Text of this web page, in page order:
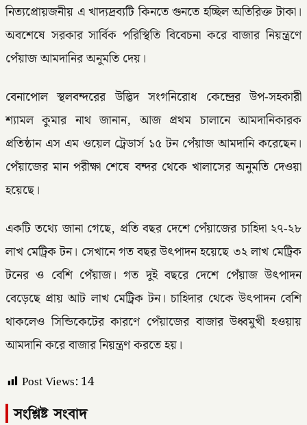
নিত্যপ্রোয়জনীয় এ খাদ্যদ্রব্যটি কিনতে গুনতে হচ্ছিল অতিরিক্ত টাকা।
অবশেষে সরকার সার্বিক পরিস্থিতি বিবেচনা করে বাজার নিয়ন্ত্রণে
পেঁয়াজ আমদানির অনুমতি দেয়।
বেনাপোল স্থলবন্দরের উদ্ভিদ সংগনিরোধ কেন্দ্রের উপ-সহকারী
শ্যামল কুমার নাথ জানান, আজ প্রথম চালানে আমদানিকারক
প্রতিষ্ঠান এস এম ওয়েল ট্রেডার্স ১৫ টন পেঁয়াজ আমদানি করেছেন।
পেঁয়াজের মান পরীক্ষা শেষে বন্দর থেকে খালাসের অনুমতি দেওয়া
হয়েছে।
একটি তথ্যে জানা গেছে, প্রতি বছর দেশে পেঁয়াজের চাহিদা ২৭-২৮
লাখ মেট্রিক টন। সেখানে গত বছর উৎপাদন হয়েছে ৩২ লাখ মেট্রিক
টনের ও বেশি পেঁয়াজ। গত দুই বছরে দেশে পেঁয়াজ উৎপাদন
বেড়েছে প্রায় আট লাখ মেট্রিক টন। চাহিদার থেকে উৎপাদন বেশি
থাকলেও সিন্ডিকেটের কারণে পেঁয়াজের বাজার উধ্বমুখী হওয়ায়
আমদানি করে বাজার নিয়ন্ত্রণ করতে হয়।
Post Views: 14
সংশ্লিষ্ট সংবাদ